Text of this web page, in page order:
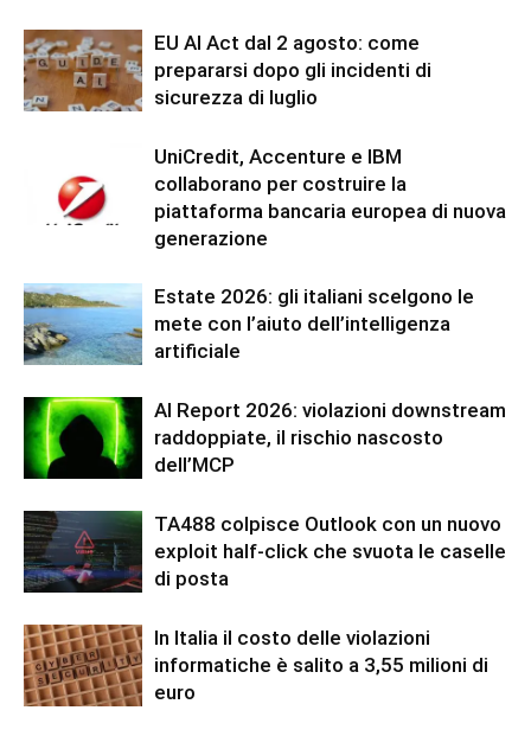
EU AI Act dal 2 agosto: come
prepararsi dopo gli incidenti di
sicurezza di luglio
UniCredit, Accenture e IBM
collaborano per costruire la
piattaforma bancaria europea di nuova
generazione
Estate 2026: gli italiani scelgono le
mete con l’aiuto dell’intelligenza
artificiale
AI Report 2026: violazioni downstream
raddoppiate, il rischio nascosto
dell’MCP
TA488 colpisce Outlook con un nuovo
exploit half-click che svuota le caselle
di posta
In Italia il costo delle violazioni
informatiche è salito a 3,55 milioni di
euro